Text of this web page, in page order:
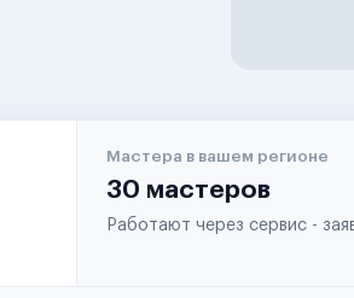
Мастера в вашем регионе
30 мастеров
Работают через сервис -